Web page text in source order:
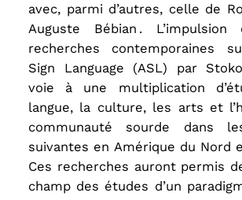
avec, parmi d’autres, celle de
Auguste Bébian . L’impulsion
recherches contemporaines
Sign Language (ASL) par
voie à une multiplication
langue, la culture, les arts et
communauté sourde dans
suivantes en Amérique du Nord
Ces recherches auront permis
champ des études d’un